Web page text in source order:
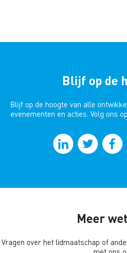
Blijf op de
Blijf op de hoogte van alle
evenementen en acties. Volg ons
Meer
Vragen over het lidmaatschap of